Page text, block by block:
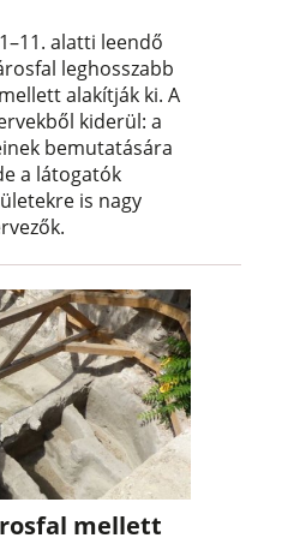
alatti leendő
leghosszabb
alakítják ki. A
kiderül: a
bemutatására
a látogatók
is nagy
mellett